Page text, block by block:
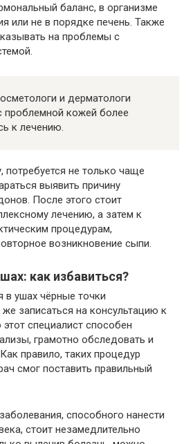
баланс, в организме
или не в порядке печень. Также
на проблемы с
и дерматологи
кожей более
к лечению.
потребуется не только чаще
выявить причину
После этого стоит
лечению, а затем к
процедурам,
возникновение сыпи.
как избавиться?
ушах чёрные точки
записаться на консультацию к
специалист способен
грамотно обследовать и
правило, таких процедур
смог поставить правильный
способного нанести
стоит незамедлительно